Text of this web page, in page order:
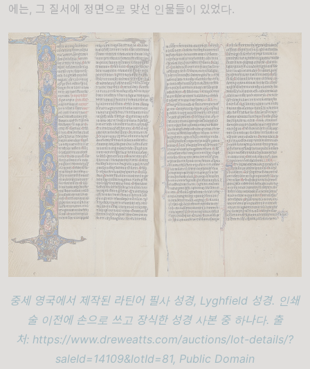
에는, 그 질서에 정면으로 맞선 인물들이 있었다.
중세 영국에서 제작된 라틴어 필사 성경, Lyghfield 성경. 인쇄
술 이전에 손으로 쓰고 장식한 성경 사본 중 하나다. 출
처:https://www.dreweatts.com/auctions/lot-details/?
saleId=14109&lotId=81, Public Domain